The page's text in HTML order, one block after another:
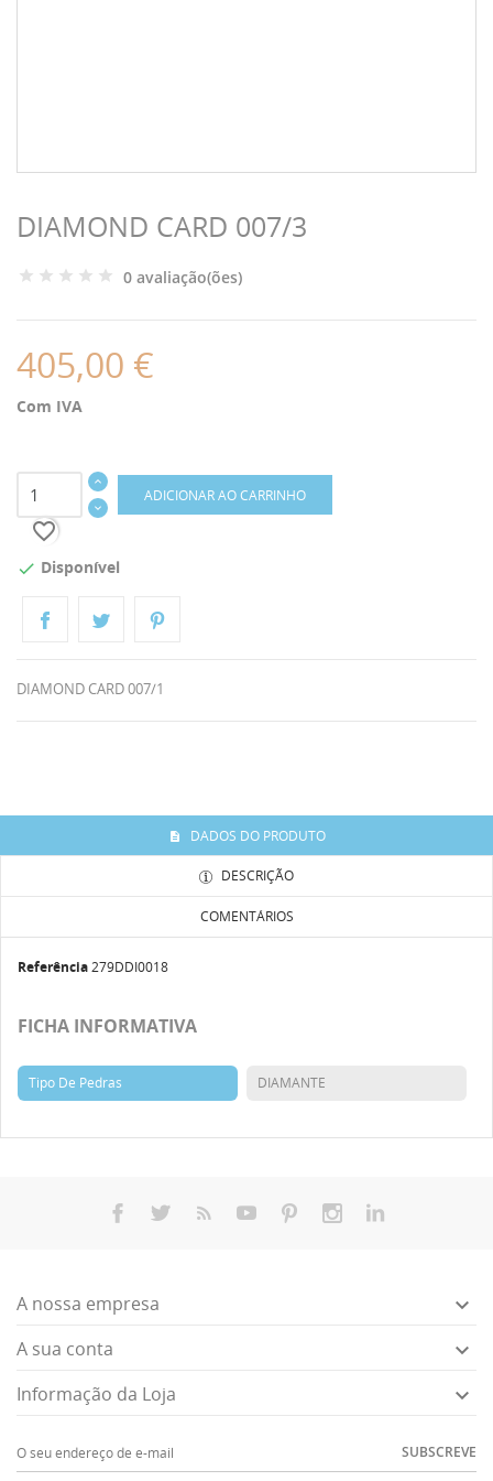
DIAMOND CARD 007/3
0 avaliação(ões)
405,00 €
Com IVA
ADICIONAR AO CARRINHO
favorite_border
 Disponível
DIAMOND CARD 007/1
DADOS DO PRODUTO
DESCRIÇÃO
COMENTÁRIOS
Referência279DDI0018
FICHA INFORMATIVA
Tipo De Pedras DIAMANTE
A nossa empresa 
A sua conta 
Informação da Loja 
SUBSCREVE